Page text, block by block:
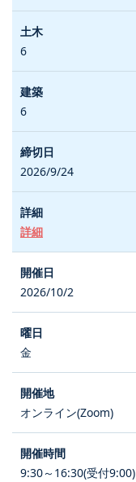
6
6
2026/9/24
詳細
2026/10/2
金
オンライン(Zoom)
9:30～16:30(受付9:00)